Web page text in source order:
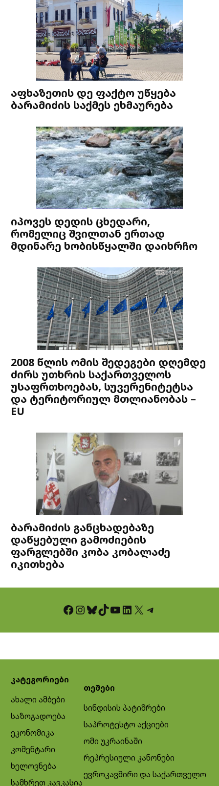
აფხაზეთის დე ფაქტო უწყება
ბარამიძის საქმეს ეხმაურება
იპოვეს დედის ცხედარი,
რომელიც შვილთან ერთად
მდინარე ხობისწყალში დაიხრჩო
2008 წლის ომის შედეგები დღემდე
ძირს უთხრის საქართველოს
უსაფრთხოებას, სუვერენიტეტსა
და ტერიტორიულ მთლიანობას –
EU
ბარამიძის განცხადებაზე
დაწყებული გამოძიების
ფარგლებში კობა კობალაძე
იკითხება
Facebook InstagramBluesky TikTok YouTube LinkedIn X Telegram
კატეგორიები
ახალი ამბები
საზოგადოება
ეკონომიკა
კომენტარი
ხელოვნება
სამხრეთ კავკასია
თემები
სინდისის პატიმრები
საპროტესტო აქციები
ომი უკრაინაში
რეპრესიული კანონები
ევროკავშირი და საქართველო